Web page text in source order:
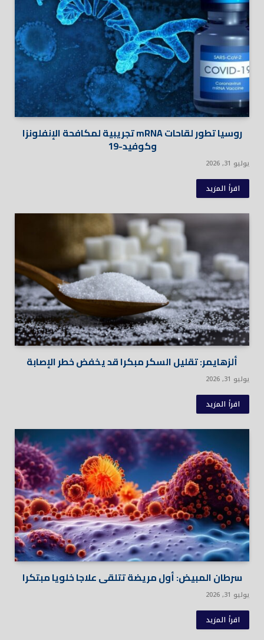
روسيا تطور لقاحات mRNA تجريبية لمكافحة الإنفلونزا
وكوفيد-19
يوليو 31, 2026
اقرأ المزيد
ألزهايمر: تقليل السكر مبكرا قد يخفض خطر الإصابة
يوليو 31, 2026
اقرأ المزيد
سرطان المبيض: أول مريضة تتلقى علاجا خلويا مبتكرا
يوليو 31, 2026
اقرأ المزيد